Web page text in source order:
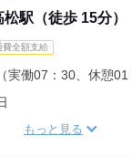
駅（徒歩 15分）
費全額支給
実働07：30、休憩01
もっと見る